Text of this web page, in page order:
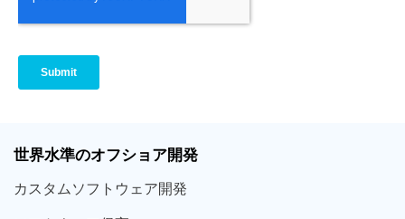
世界水準のオフショア開発
カスタムソフトウェア開発